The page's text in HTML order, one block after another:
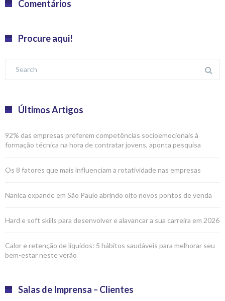
Comentários
Procure aqui!
Últimos Artigos
92% das empresas preferem competências socioemocionais à
formação técnica na hora de contratar jovens, aponta pesquisa
Os 8 fatores que mais influenciam a rotatividade nas empresas
Nanica expande em São Paulo abrindo oito novos pontos de venda
Hard e soft skills para desenvolver e alavancar a sua carreira em 2026
Calor e retenção de líquidos: 5 hábitos saudáveis para melhorar seu
bem-estar neste verão
Salas de Imprensa – Clientes